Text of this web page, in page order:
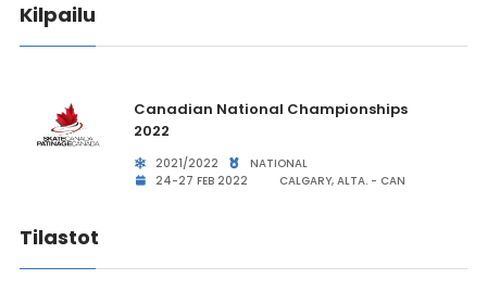
Kilpailu
Canadian National Championships
2022
2021/2022
NATIONAL
24-27 FEB 2022
CALGARY, ALTA. - CAN
Tilastot